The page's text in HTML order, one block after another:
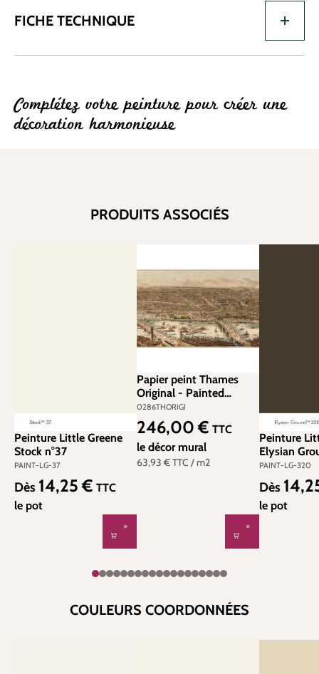
FICHE TECHNIQUE
Complétez votre peinture pour créer une
décoration harmonieuse
PRODUITS ASSOCIÉS
Peinture Little Greene
Stock n°37
PAINT-LG-37
Prix régulier :
Dès 14,25 € TTC
le pot
Papier peint Thames
Original - Painted
Papers de Little Greene |
Réf. 0286THORIGI
0286THORIGI
63,93 €TTC / m2
Prix régulier :
246,00 € TTC
le décor mural
Peinture
Elysian
PAINT-LG-320
Prix
Dès
le pot
COULEURS COORDONNÉES